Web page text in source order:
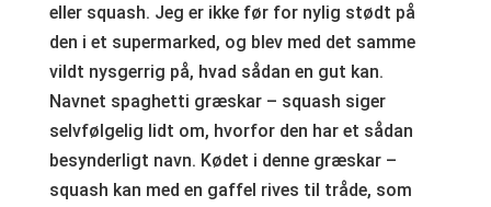
eller squash. Jeg er ikke før for nylig stødt på
den i et supermarked, og blev med det samme
vildt nysgerrig på, hvad sådan en gut kan.
Navnet spaghetti græskar – squash siger
selvfølgelig lidt om, hvorfor den har et sådan
besynderligt navn. Kødet i denne græskar –
squash kan med en gaffel rives til tråde, som